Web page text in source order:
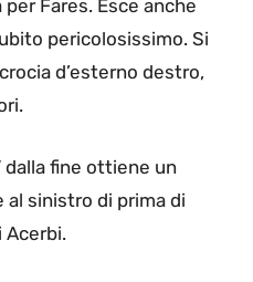
Fares. Esce anche
pericolosissimo. Si
d’esterno destro,
dalla fine ottiene un
sinistro di prima di
Acerbi.